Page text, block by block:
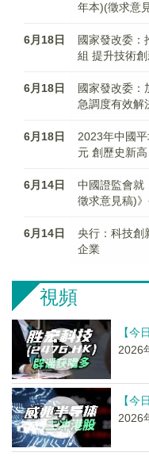
年本)(徵求意
6月18日
國家發改委：
組 提升技術
6月18日
國家發改委：
急調度有效解
6月18日
2023年中國
元 創歷史新高
6月14日
中國證監會就
徵求意見稿)
6月14日
央行：科技創
企業
視頻
【今
2026
【今
2026